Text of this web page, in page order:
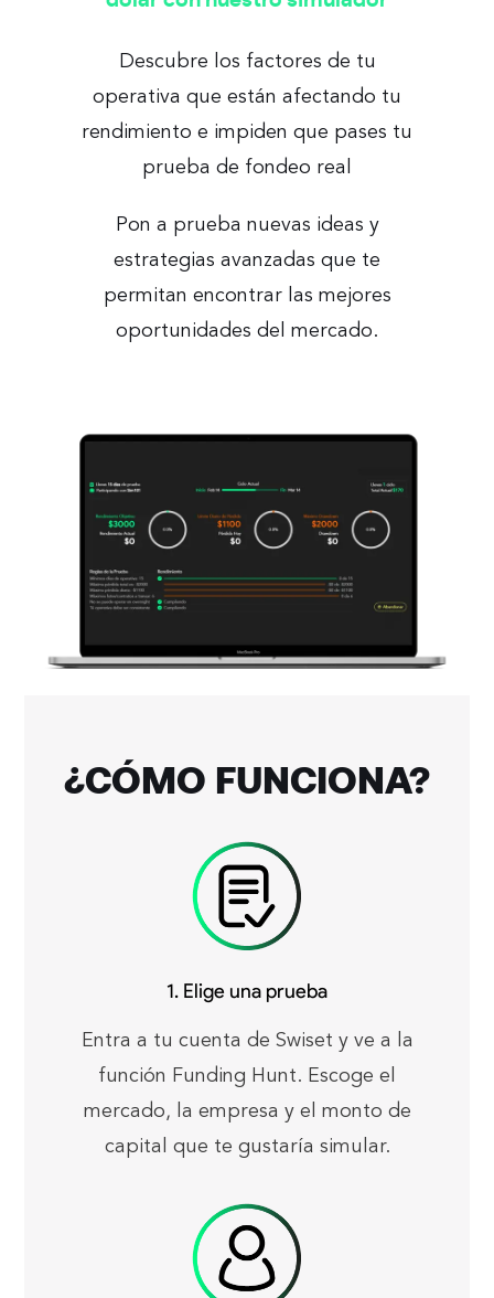
Descubre los factores de tu
operativa que están afectando tu
rendimiento e impiden que pases tu
prueba de fondeo real
Pon a prueba nuevas ideas y
estrategias avanzadas que te
permitan encontrar las mejores
oportunidades del mercado.
¿CÓMO FUNCIONA?
1. Elige una prueba
Entra a tu cuenta de Swiset y ve a la
función Funding Hunt. Escoge el
mercado, la empresa y el monto de
capital que te gustaría simular.